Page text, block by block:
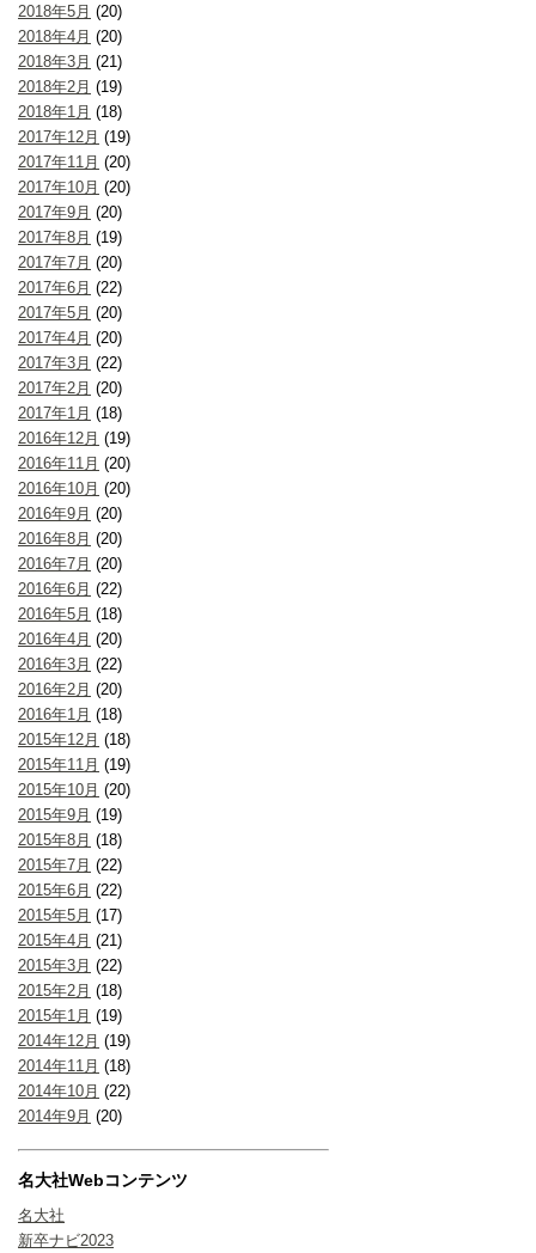
2018年5月 (20)
2018年4月 (20)
2018年3月 (21)
2018年2月 (19)
2018年1月 (18)
2017年12月 (19)
2017年11月 (20)
2017年10月 (20)
2017年9月 (20)
2017年8月 (19)
2017年7月 (20)
2017年6月 (22)
2017年5月 (20)
2017年4月 (20)
2017年3月 (22)
2017年2月 (20)
2017年1月 (18)
2016年12月 (19)
2016年11月 (20)
2016年10月 (20)
2016年9月 (20)
2016年8月 (20)
2016年7月 (20)
2016年6月 (22)
2016年5月 (18)
2016年4月 (20)
2016年3月 (22)
2016年2月 (20)
2016年1月 (18)
2015年12月 (18)
2015年11月 (19)
2015年10月 (20)
2015年9月 (19)
2015年8月 (18)
2015年7月 (22)
2015年6月 (22)
2015年5月 (17)
2015年4月 (21)
2015年3月 (22)
2015年2月 (18)
2015年1月 (19)
2014年12月 (19)
2014年11月 (18)
2014年10月 (22)
2014年9月 (20)
名大社Webコンテンツ
名大社
新卒ナビ2023